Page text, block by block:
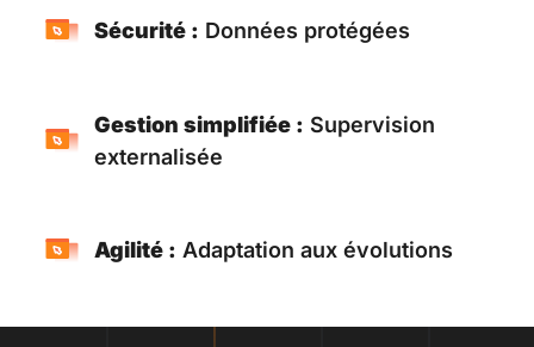
Sécurité : Données protégées
Gestion simplifiée : Supervision
externalisée
Agilité : Adaptation aux évolutions